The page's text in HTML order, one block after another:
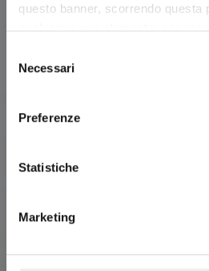
questo banner, scorrendo questa
qualunque suo elemento,
sito
delNecessari
Preferenze
Statistiche
Marketing
MILANO
SMART